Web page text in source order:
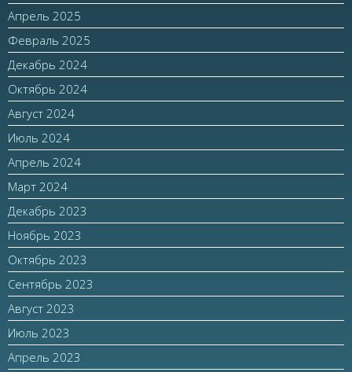
Апрель 2025
Февраль 2025
Декабрь 2024
Октябрь 2024
Август 2024
Июль 2024
Апрель 2024
Март 2024
Декабрь 2023
Ноябрь 2023
Октябрь 2023
Сентябрь 2023
Август 2023
Июль 2023
Апрель 2023